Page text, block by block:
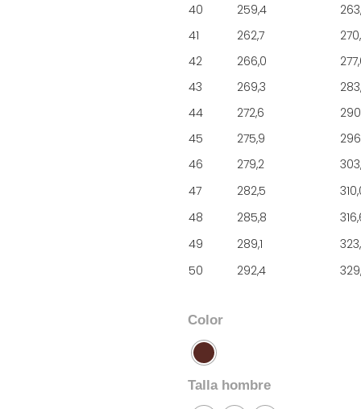
40
259,4
41
262,7
42
266,0
43
269,3
44
272,6
45
275,9
46
279,2
47
282,5
48
285,8
49
289,1
50
292,4
Color
Talla hombre